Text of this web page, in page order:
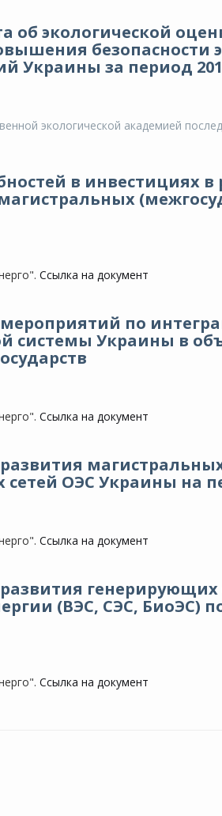
об экологической
безопасности
Украины за период
экологической академией
в инвестициях
Ссылка на документ
по
системы Украины в
Ссылка на документ
сетей ОЭС Украины на
Ссылка на документ
(ВЭС, СЭС, БиоЭС)
Ссылка на документ